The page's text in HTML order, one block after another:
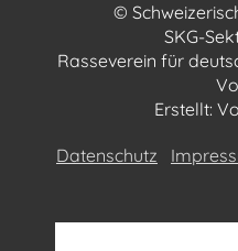
©
SKG-
Rasseverein für
Erstellt:
Datenschutz